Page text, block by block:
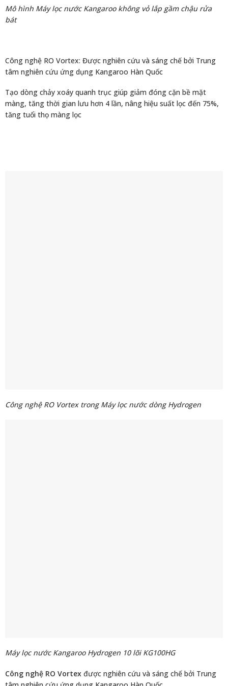
màng, tăng thời gian lưu hơn 4 lần, nâng hiệu suất lọc đến 75%,
tăng tuổi thọ màng lọc
Ưu điểm: Tăng lưu lượng nước, nước phân bổ dọc thân màng,
tối đa hóa hiệu suất lọc
Tăng tuổi thọ và giảm nước thải: Cơ chế xoáy ốc Vortex giảm